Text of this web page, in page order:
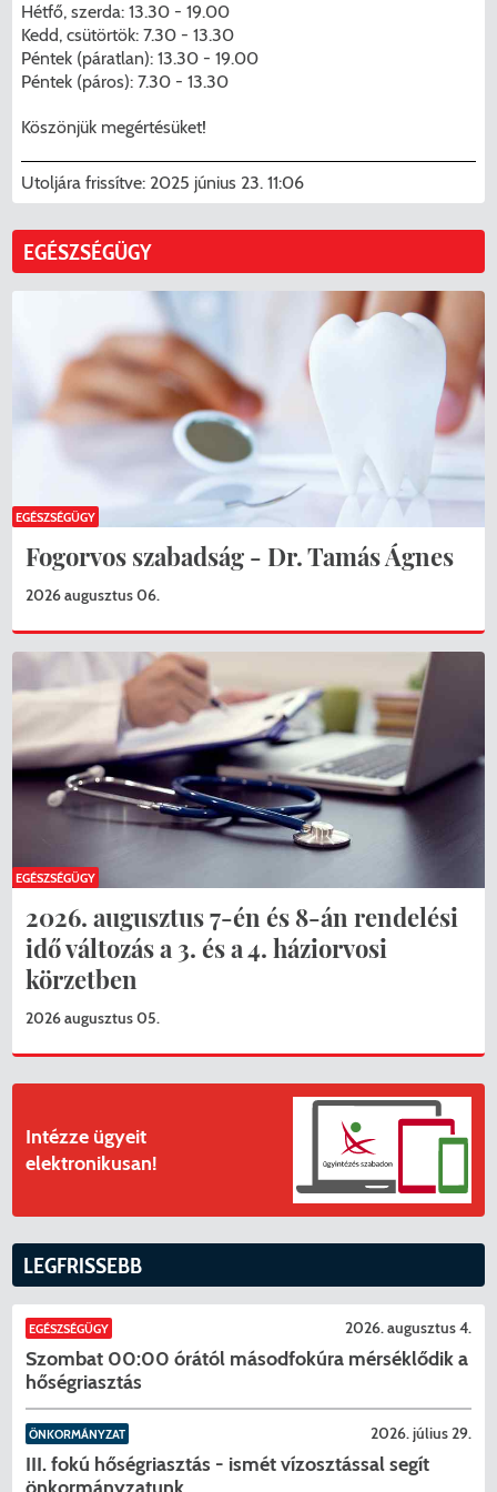
Pécel Város Önkormányzata ASP
Központhoz való csatlakozása
Péceli Polgármesteri Hivatal energetikai
korszerűsítése
Komplex csapadékvíz-elvezetés
korszerűsítése Pécelen II. ütem
Pécel Város Önkormányzata 250 000
000 Ft értékű támogatást nyert az
alábbi projekt vonatkozásában.
Menzakártya/Applikáció
Kedvezmények/Diéta/Allergia
Nyomtatványok
Étkezési térítési díjak
Kapcsolat
Hétfő, szerda: 13.30 - 19.00
Kedd, csütörtök: 7.30 - 13.30
Péntek (páratlan): 13.30 - 19.00
Péntek (páros): 7.30 - 13.30
Köszönjük megértésüket!
Utoljára frissítve: 2025 június 23. 11:06
EGÉSZSÉGÜGY
Fogorvos szabadság - Dr. Tamás Ágnes
2026 augusztus 06.
EGÉSZSÉGÜGY
2026. augusztus 7-én és 8-án rendelési
idő változás a 3. és a 4. háziorvosi
körzetben
2026 augusztus 05.
EGÉSZSÉGÜGY
Intézze ügyeit
elektronikusan!
LEGFRISSEBB
EGÉSZSÉGÜGY 2026. augusztus 4.
Szombat 00:00 órától másodfokúra mérséklődik a
hőségriasztás
ÖNKORMÁNYZAT 2026. július 29.
III. fokú hőségriasztás - ismét vízosztással segít